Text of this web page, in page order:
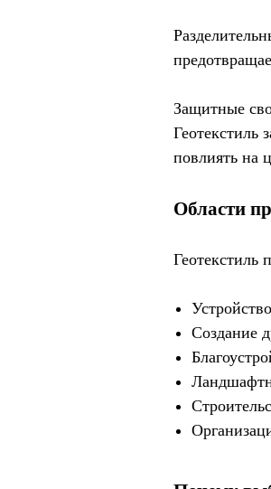
Защитные
Геотекстиль
повлиять на
Области
Геотекстиль
Создание